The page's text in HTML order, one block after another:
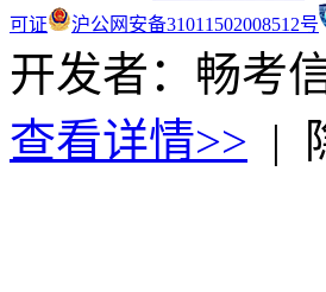
可证
沪公网安备31011502008512号
开发者：畅考
查看详情>> |